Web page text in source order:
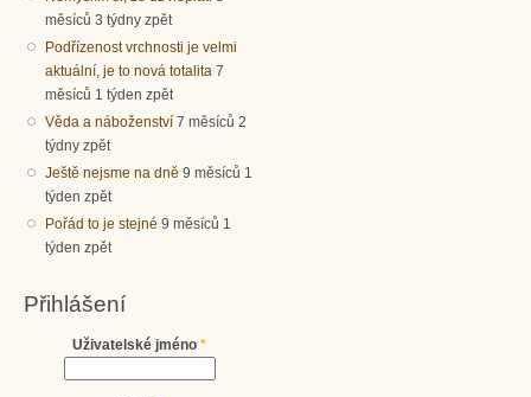
měsíců 3 týdny zpět
Podřízenost vrchnosti je velmi
aktuální, je to nová totalita 7
měsíců 1 týden zpět
Věda a náboženství 7 měsíců 2
týdny zpět
Ještě nejsme na dně 9 měsíců 1
týden zpět
Pořád to je stejné 9 měsíců 1
týden zpět
Přihlášení
Uživatelské jméno *